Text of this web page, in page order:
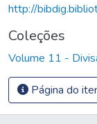
http://
Coleções
Volume 11 -
Página do